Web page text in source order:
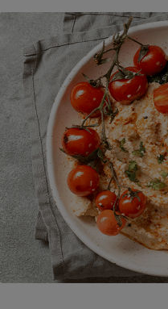
Responsabilité
Jobs
Actualités
Contactez-nous